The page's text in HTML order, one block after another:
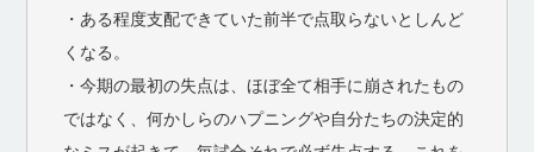
・ある程度支配できていた前半で点取らないとしんど
くなる。
・今期の最初の失点は、ほぼ全て相手に崩されたもの
ではなく、何かしらのハプニングや自分たちの決定的